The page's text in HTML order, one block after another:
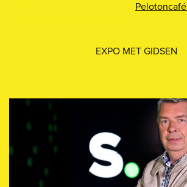
Pelotoncafé
EXPO MET GIDSEN